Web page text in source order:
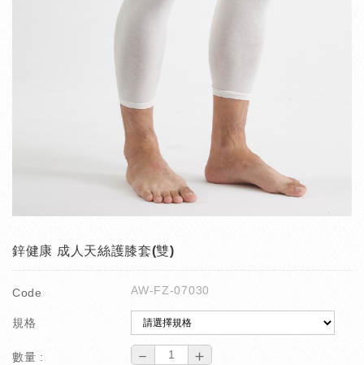
鋅健康 成人天絲護膝套(雙)
Code AW-FZ-07030
規格
數量 : － ＋